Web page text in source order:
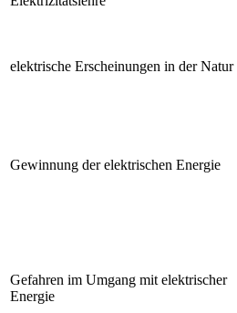
elektrische Erscheinungen in der Natur
Gewinnung der elektrischen Energie
Gefahren im Umgang mit elektrischer
Energie